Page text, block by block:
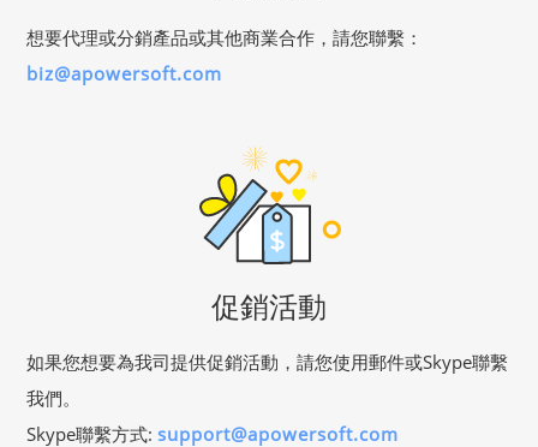
想要代理或分銷產品或其他商業合作，請您聯繫：
biz@apowersoft.com
促銷活動
如果您想要為我司提供促銷活動，請您使用郵件或Skype聯繫
我們。
Skype聯繫方式:support@apowersoft.com